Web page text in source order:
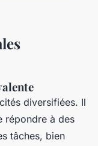
diversifiées. Il
répondre à des
tâches, bien